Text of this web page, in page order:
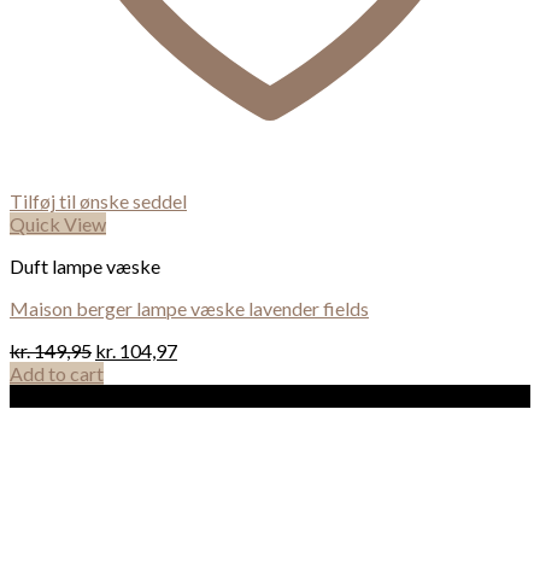
Tilføj til ønske seddel
Quick View
Duft lampe væske
Maison berger lampe væske lavender fields
kr.149,95 kr. 104,97
Add to cart